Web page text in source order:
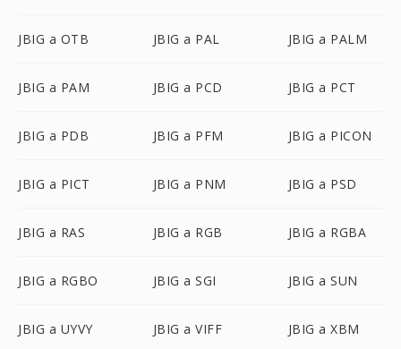
JBIG a OTB JBIG a PAL JBIG a PALM
JBIG a PAM JBIG a PCD JBIG a PCT
JBIG a PDB JBIG a PFM JBIG a PICON
JBIG a PICT JBIG a PNM JBIG a PSD
JBIG a RAS JBIG a RGB JBIG a RGBA
JBIG a RGBO JBIG a SGI JBIG a SUN
JBIG a UYVY JBIG a VIFF JBIG a XBM